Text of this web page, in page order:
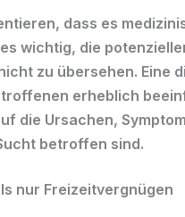
dass es
wichtig, die
zu übersehen. Eine
erheblich
die Ursachen,
betroffen sind.
nur Freizeitvergnügen